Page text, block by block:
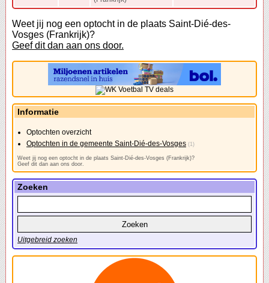
Weet jij nog een optocht in de plaats Saint-Dié-des-
Vosges (Frankrijk)?
Geef dit dan aan ons door.
Informatie
Optochten overzicht
Optochten in de gemeente Saint-Dié-des-Vosges (1)
Weet jij nog een optocht in de plaats Saint-Dié-des-Vosges (Frankrijk)?
Geef dit dan aan ons door.
Zoeken
Uitgebreid zoeken